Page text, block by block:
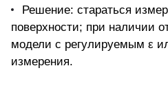
Решение: стараться
поверхности; при наличии
модели с регулируемым ε
измерения.